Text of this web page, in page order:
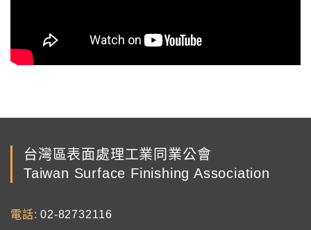
台灣區表面處理工業同業公會
Taiwan Surface Finishing Association
電話
02-82732116